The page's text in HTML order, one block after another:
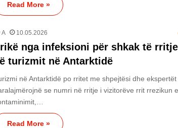
Read More »
A 10.05.2026
nga infeksioni për shkak të
turizmit në Antarktidë
në Antarktidë po rritet me shpejtësi dhe ekspertët
se numri në rritje i vizitorëve rrit rrezikun e
Read More »